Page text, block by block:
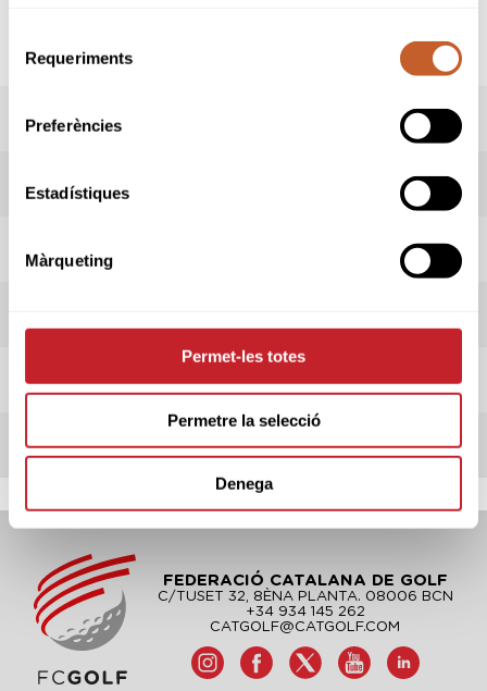
Requeriments
Preferències
Estadístiques
Màrqueting
Permet-les totes
Permetre la selecció
Denega
PREMIS
INFORMACIÓ CLUB
REGLAMENT
FEDERACIÓ CATALANA DE GOLF
C/TUSET 32, 8ÈNA PLANTA. 08006 BCN
+34 934 145 262
CATGOLF@CATGOLF.COM